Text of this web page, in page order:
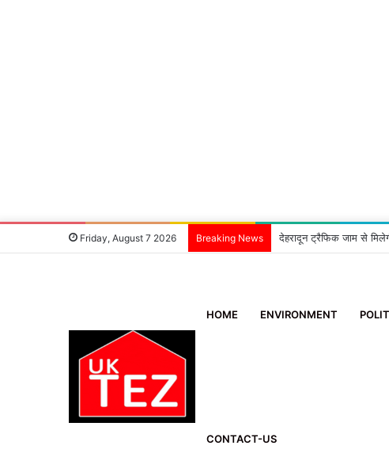
Friday, August 7 2026 Breaking News देहरादून ट्रैफिक जाम से
HOME ENVIRONMENT
CONTACT-US